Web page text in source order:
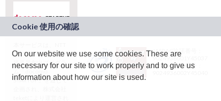
ドコモグループの新
規事業創出プログラ
ム「docomo
STARTUP」を通じて
JASRAC許諾番号：
9024936001Y45037
JASRAC許諾番号：
On our website we use some cookies. These are
necessary for our site to work properly and to give us
information about how our site is used.